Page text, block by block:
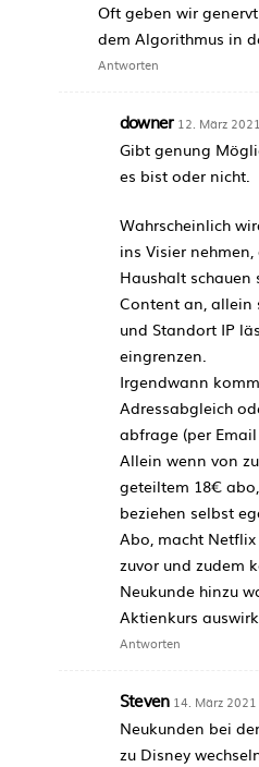
Oft geben wir
dem Algorithmus in
Antworten
downer 12. März
Gibt genung
es bist oder nicht.
Wahrscheinlich
ins Visier
Haushalt
Content an, allein
und Standort IP
eingrenzen.
Irgendwann
Adressabgleich
abfrage (per Email
Allein wenn von
geteiltem 18€
beziehen selbst
Abo, macht
zuvor und zudem
Neukunde hinzu
Aktienkurs
Antworten
Steven 14. März
Neukunden bei
zu Disney